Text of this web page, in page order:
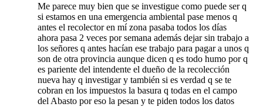
Me parece muy bien que se investigue como puede ser q
si estamos en una emergencia ambiental pase menos q
antes el recolector en mí zona pasaba todos los días
ahora pasa 2 veces por semana además dejar sin trabajo a
los señores q antes hacían ese trabajo para pagar a unos q
son de otra provincia aunque dicen q es todo humo por q
es pariente del intendente el dueño de la recolección
nueva hay q investigar y también si es verdad q se te
cobran en los impuestos la basura q todas en el campo
del Abasto por eso la pesan y te piden todos los datos